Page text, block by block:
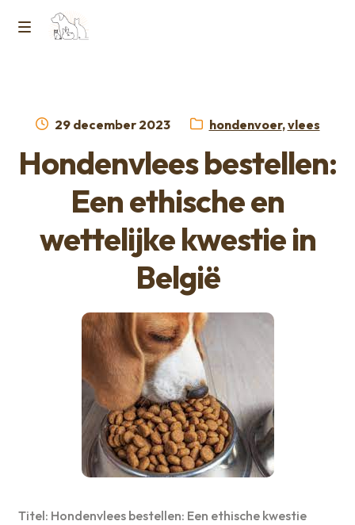
Ga
Ga
u
Horcon Webshop – GDPR / Voorwaarden /
Privacybeleid
Geplaatst
29 december 2023 Categorieën:
hondenvoer,vlees
Hondenvlees bestellen:
Een ethische en
wettelijke kwestie in
België
Titel: Hondenvlees bestellen: Een ethische kwestie